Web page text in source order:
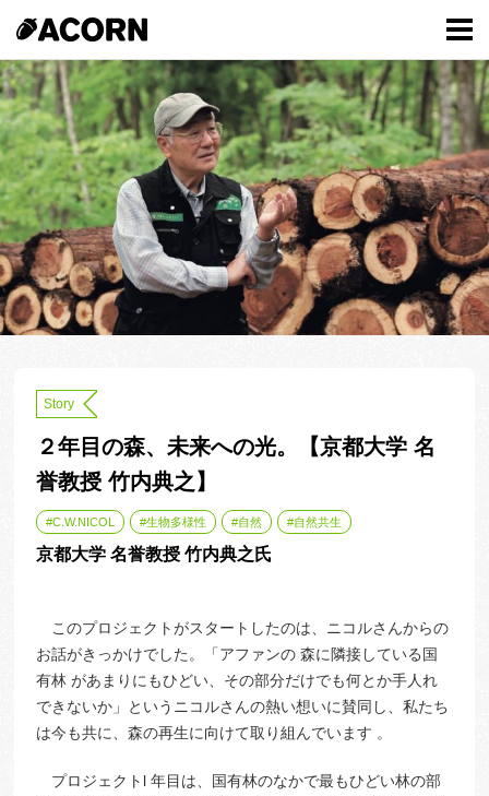
Story
２年目の森、未来への光。【京都大学 名
誉教授 竹内典之】
C.W.NICOL 生物多様性 自然 自然共生
京都大学 名誉教授 竹内典之氏
このプロジェクトがスタートしたのは、ニコルさんからの
お話がきっかけでした。「アファンの 森に隣接している国
有林 があまりにもひどい、その部分だけでも何とか手人れ
できないか」というニコルさんの熱い想いに賛同し、私たち
は今も共に、森の再生に向けて取り組んでいます 。
プロジェクトl 年目は、国有林のなかで最もひどい林の部